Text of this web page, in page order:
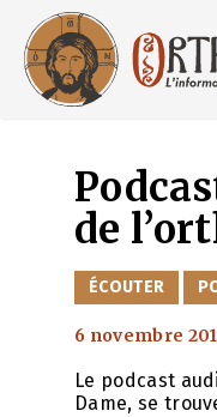
contenu
de
CATÉGORIES
ÉCOUTER
6 novembre
Le podcast
Dame, se